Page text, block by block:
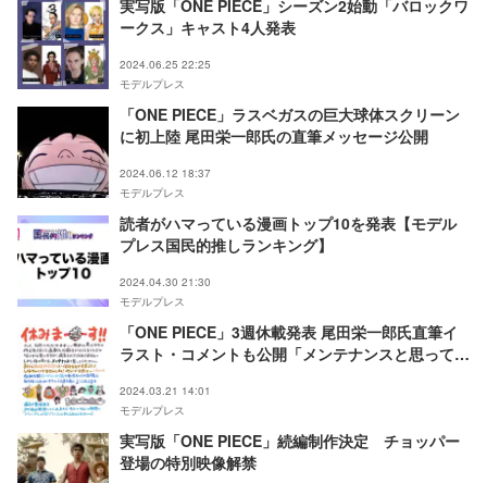
実写版「ONE PIECE」シーズン2始動「バロックワ
ークス」キャスト4人発表
2024.06.25 22:25
モデルプレス
「ONE PIECE」ラスベガスの巨大球体スクリーン
に初上陸 尾田栄一郎氏の直筆メッセージ公開
2024.06.12 18:37
モデルプレス
読者がハマっている漫画トップ10を発表【モデル
プレス国民的推しランキング】
2024.04.30 21:30
モデルプレス
「ONE PIECE」3週休載発表 尾田栄一郎氏直筆イ
ラスト・コメントも公開「メンテナンスと思ってく
2024.03.21 14:01
モデルプレス
実写版「ONE PIECE」続編制作決定 チョッパー
登場の特別映像解禁